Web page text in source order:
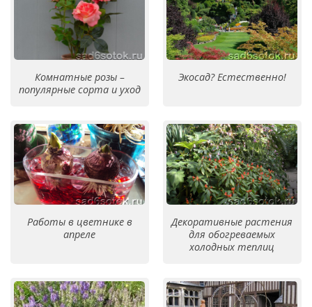
Комнатные розы –
популярные сорта и уход
Экосад? Естественно!
Работы в цветнике в
апреле
Декоративные растения
для обогреваемых
холодных теплиц